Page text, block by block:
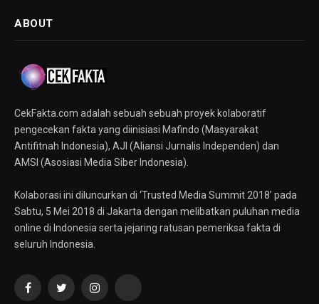
ABOUT
CekFakta.com adalah sebuah sebuah proyek kolaboratif
pengecekan fakta yang diinisiasi Mafindo (Masyarakat
Antifitnah Indonesia), AJI (Aliansi Jurnalis Independen) dan
AMSI (Asosiasi Media Siber Indonesia).
Kolaborasi ini diluncurkan di ‘Trusted Media Summit 2018’ pada
Sabtu, 5 Mei 2018 di Jakarta dengan melibatkan puluhan media
online di Indonesia serta jejaring ratusan pemeriksa fakta di
seluruh Indonesia.
FacebookTwitterInstagramYouTube